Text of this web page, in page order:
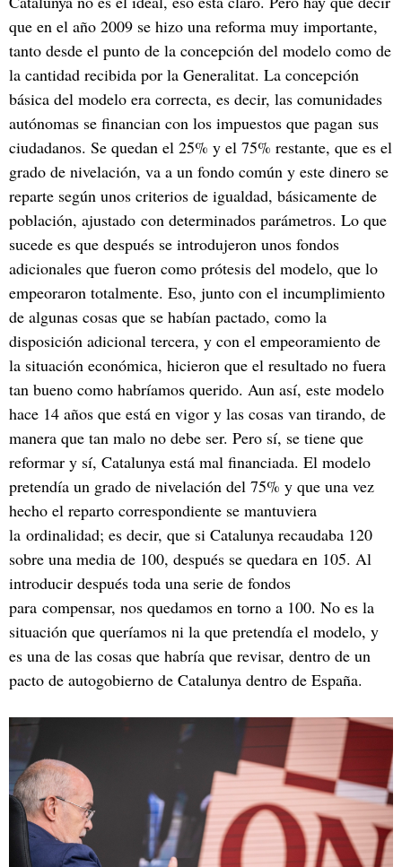
que en el año 2009 se hizo una reforma muy importante,
tanto desde el punto de la concepción del modelo como de
la cantidad recibida por la Generalitat. La concepción
básica del modelo era correcta, es decir, las comunidades
autónomas se financian con los impuestos que pagan sus
ciudadanos. Se quedan el 25% y el 75% restante, que es el
grado de nivelación, va a un fondo común y este dinero se
reparte según unos criterios de igualdad, básicamente de
población, ajustado con determinados parámetros. Lo que
sucede es que después se introdujeron unos fondos
adicionales que fueron como prótesis del modelo, que lo
empeoraron totalmente. Eso, junto con el incumplimiento
de algunas cosas que se habían pactado, como la
disposición adicional tercera, y con el empeoramiento de
la situación económica, hicieron que el resultado no fuera
tan bueno como habríamos querido. Aun así, este modelo
hace 14 años que está en vigor y las cosas van tirando, de
manera que tan malo no debe ser. Pero sí, se tiene que
reformar y sí, Catalunya está mal financiada. El modelo
pretendía un grado de nivelación del 75% y que una vez
hecho el reparto correspondiente se mantuviera
la ordinalidad; es decir, que si Catalunya recaudaba 120
sobre una media de 100, después se quedara en 105. Al
introducir después toda una serie de fondos
para compensar, nos quedamos en torno a 100. No es la
situación que queríamos ni la que pretendía el modelo, y
es una de las cosas que habría que revisar, dentro de un
pacto de autogobierno de Catalunya dentro de España.